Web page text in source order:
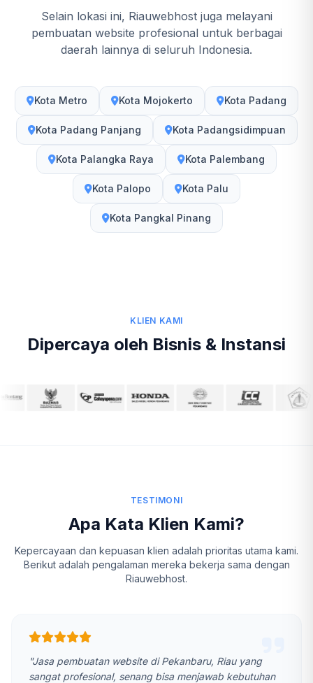
Selain lokasi ini, Riauwebhost juga melayani
pembuatan website profesional untuk berbagai
daerah lainnya di seluruh Indonesia.
Kota Metro Kota Mojokerto Kota Padang
Kota Padang Panjang Kota Padangsidimpuan
Kota Palangka Raya Kota Palembang
Kota Palopo Kota Palu
Kota Pangkal Pinang
KLIEN KAMI
Dipercaya oleh Bisnis & Instansi
TESTIMONI
Apa Kata Klien Kami?
Kepercayaan dan kepuasan klien adalah prioritas utama kami.
Berikut adalah pengalaman mereka bekerja sama dengan
Riauwebhost.
"Jasa pembuatan website di Pekanbaru, Riau yang
sangat profesional, senang bisa menjawab kebutuhan